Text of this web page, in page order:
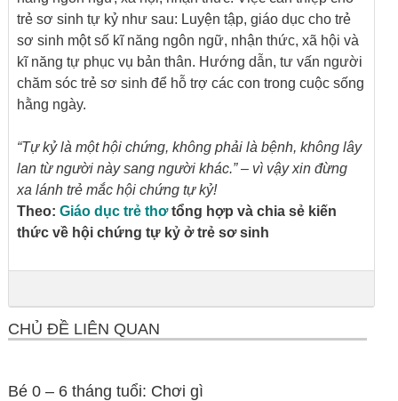
trẻ sơ sinh tự kỷ như sau: Luyện tập, giáo dục cho trẻ
sơ sinh một số kĩ năng ngôn ngữ, nhận thức, xã hội và
kĩ năng tự phục vụ bản thân. Hướng dẫn, tư vấn người
chăm sóc trẻ sơ sinh để hỗ trợ các con trong cuộc sống
hằng ngày.
“Tự kỷ là một hội chứng, không phải là bệnh, không lây
lan từ người này sang người khác.” – vì vậy xin đừng
xa lánh trẻ mắc hội chứng tự kỷ!
Theo:Giáo dục trẻ thơtổng hợp và chia sẻ kiến
thức về hội chứng tự kỷ ở trẻ sơ sinh
CHỦ ĐỀ LIÊN QUAN
Bé 0 – 6 tháng tuổi: Chơi gì